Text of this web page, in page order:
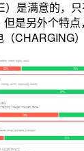
）是满意的，
是另外个特
CHARGING）